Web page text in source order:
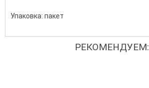
Упаковка: пакет
РЕКОМЕНДУЕМ: